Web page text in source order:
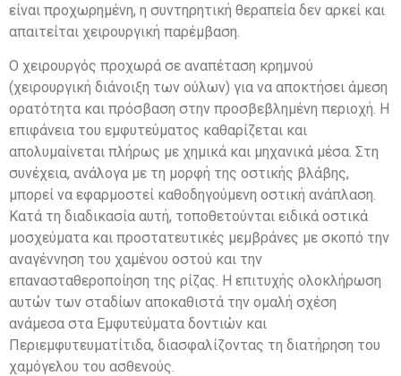
είναι προχωρημένη, η συντηρητική θεραπεία δεν αρκεί και
απαιτείται χειρουργική παρέμβαση.
Ο χειρουργός προχωρά σε αναπέταση κρημνού
(χειρουργική διάνοιξη των ούλων) για να αποκτήσει άμεση
ορατότητα και πρόσβαση στην προσβεβλημένη περιοχή. Η
επιφάνεια του εμφυτεύματος καθαρίζεται και
απολυμαίνεται πλήρως με χημικά και μηχανικά μέσα. Στη
συνέχεια, ανάλογα με τη μορφή της οστικής βλάβης,
μπορεί να εφαρμοστεί καθοδηγούμενη οστική ανάπλαση.
Κατά τη διαδικασία αυτή, τοποθετούνται ειδικά οστικά
μοσχεύματα και προστατευτικές μεμβράνες με σκοπό την
αναγέννηση του χαμένου οστού και την
επανασταθεροποίηση της ρίζας. Η επιτυχής ολοκλήρωση
αυτών των σταδίων αποκαθιστά την ομαλή σχέση
ανάμεσα στα Εμφυτεύματα δοντιών και
Περιεμφυτευματίτιδα, διασφαλίζοντας τη διατήρηση του
χαμόγελου του ασθενούς.